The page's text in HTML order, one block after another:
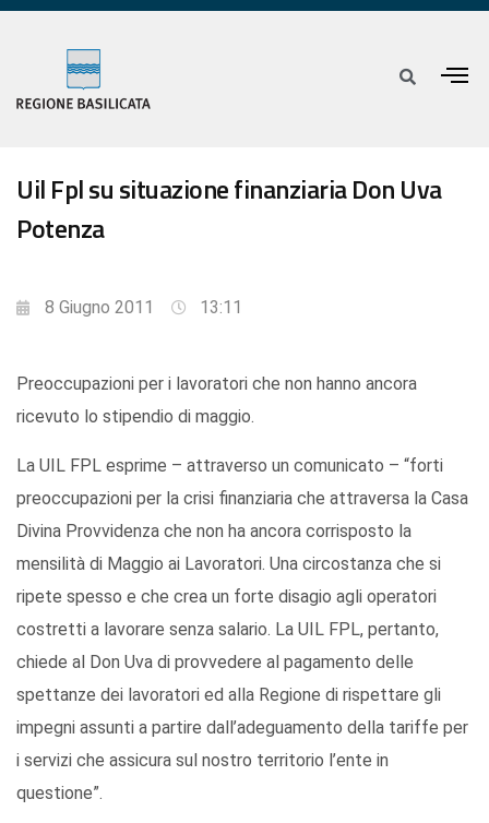
Uil Fpl su situazione finanziaria Don Uva
Potenza
8 Giugno 2011 13:11
Preoccupazioni per i lavoratori che non hanno ancora
ricevuto lo stipendio di maggio.
La UIL FPL esprime – attraverso un comunicato – “forti
preoccupazioni per la crisi finanziaria che attraversa la Casa
Divina Provvidenza che non ha ancora corrisposto la
mensilità di Maggio ai Lavoratori. Una circostanza che si
ripete spesso e che crea un forte disagio agli operatori
costretti a lavorare senza salario. La UIL FPL, pertanto,
chiede al Don Uva di provvedere al pagamento delle
spettanze dei lavoratori ed alla Regione di rispettare gli
impegni assunti a partire dall’adeguamento della tariffe per
i servizi che assicura sul nostro territorio l’ente in
questione”.